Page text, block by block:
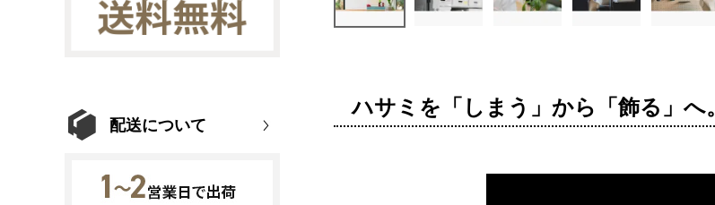
配送について
ハサミを「しまう」から「飾る」へ。